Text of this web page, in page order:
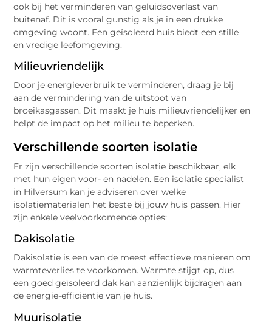
ook bij het verminderen van geluidsoverlast van
buitenaf. Dit is vooral gunstig als je in een drukke
omgeving woont. Een geïsoleerd huis biedt een stille
en vredige leefomgeving.
Milieuvriendelijk
Door je energieverbruik te verminderen, draag je bij
aan de vermindering van de uitstoot van
broeikasgassen. Dit maakt je huis milieuvriendelijker en
helpt de impact op het milieu te beperken.
Verschillende soorten isolatie
Er zijn verschillende soorten isolatie beschikbaar, elk
met hun eigen voor- en nadelen. Een isolatie specialist
in Hilversum kan je adviseren over welke
isolatiematerialen het beste bij jouw huis passen. Hier
zijn enkele veelvoorkomende opties:
Dakisolatie
Dakisolatie is een van de meest effectieve manieren om
warmteverlies te voorkomen. Warmte stijgt op, dus
een goed geïsoleerd dak kan aanzienlijk bijdragen aan
de energie-efficiëntie van je huis.
Muurisolatie